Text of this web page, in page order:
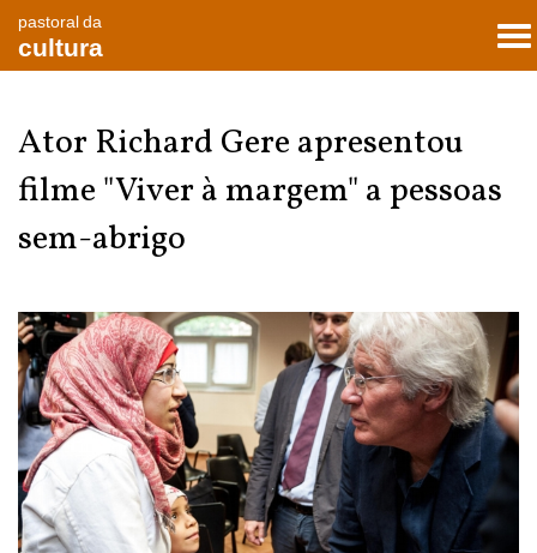
pastoral da
cultura
Ator Richard Gere apresentou
filme "Viver à margem" a pessoas
sem-abrigo